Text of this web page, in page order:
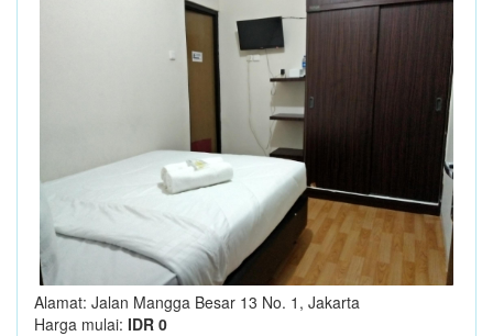
Alamat: Jalan Mangga Besar 13 No. 1, Jakarta
Harga mulai: IDR 0